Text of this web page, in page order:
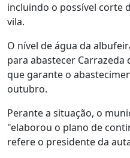
incluindo o possível corte
vila.
O nível de água da
para abastecer Carrazeda
que garante o
outubro.
Perante a situação, o
"elaborou o plano de
refere o presidente da